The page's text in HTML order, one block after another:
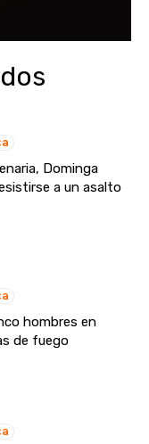
Dominga
a un asalto
hombres en
de fuego